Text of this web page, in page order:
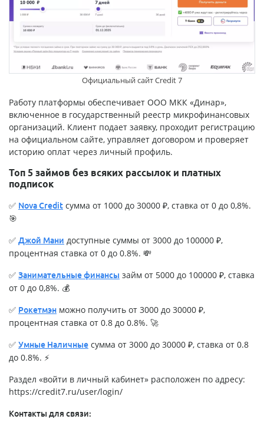
Официальный сайт Credit 7
Работу платформы обеспечивает ООО МКК «Динар»,
включенное в государственный реестр микрофинансовых
организаций. Клиент подает заявку, проходит регистрацию
на официальном сайте, управляет договором и проверяет
историю оплат через личный профиль.
Топ 5 займов без всяких рассылок и платных
подписок
✅ Nova Credit сумма от 1000 до 30000 ₽, ставка от 0 до 0,8%.
🎯
✅ Джой Мани доступные суммы от 3000 до 100000 ₽,
процентная ставка от 0 до 0.8%. 💸
✅ Занимательные финансы займ от 5000 до 100000 ₽, ставка
от 0 до 0,8%. 💰
✅ Рокетмэн можно получить от 3000 до 30000 ₽,
процентная ставка от 0.8 до 0.8%. 🚀
✅ Умные Наличные сумма от 3000 до 30000 ₽, ставка от 0.8
до 0.8%. ⚡
Раздел «войти в личный кабинет» расположен по адресу:
https://credit7.ru/user/login/
Контакты для связи: